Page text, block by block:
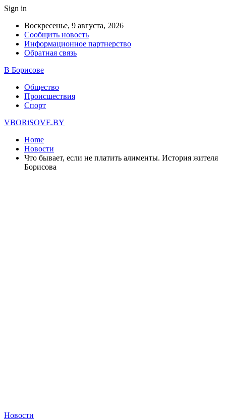
Sign in
Воскресенье, 9 августа, 2026
Сообщить новость
Информационное партнерство
Обратная связь
В Борисове
Общество
Происшествия
Спорт
VBORiSOVE.BY
Home
Новости
Что бывает, если не платить алименты. История жителя
Борисова
Новости